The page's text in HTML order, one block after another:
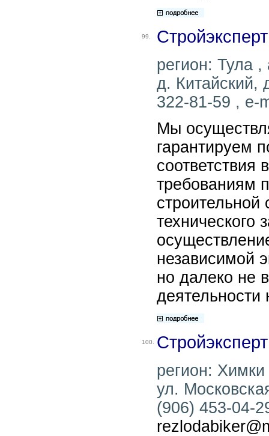
99.
регион: Тула
д. Китайский,
322-81-59 , e-
Мы
гарантируем
соответствия
требованиям
строительной
технического
независимой
но далеко не
100.
регион:
ул.
(906) 453-04-